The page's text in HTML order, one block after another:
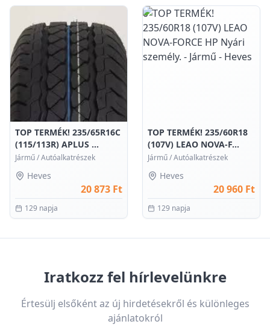
TOP TERMÉK! 235/65R16C
(115/113R) APLUS ...
Jármű/Autóalkatrészek
Heves
20 873 Ft
129 napja
0
TOP TERMÉK! 235/60R18
(107V) LEAO NOVA-F...
Jármű/Autóalkatrészek
Heves
20 960 Ft
129 napja
Iratkozz fel hírlevelünkre
Értesülj elsőként az új hirdetésekről és különleges
ajánlatokról